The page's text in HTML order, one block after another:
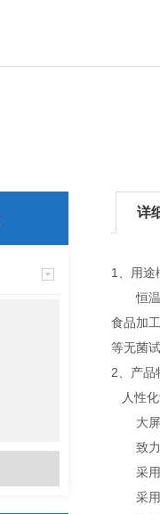
详
1、用途
恒温恒
食品加工
等无菌
2、产品
人性
大屏幕
致力于
采用镜
采用双